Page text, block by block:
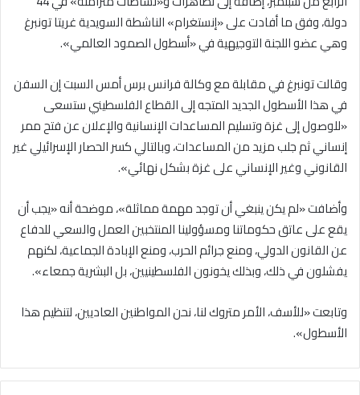
دولة، وفق ما أفادت على «إنستغرام» الناشطة السويدية غريتا تونبرغ
وهي عضو اللجنة التوجيهية في «أسطول الصمود العالمي».
وقالت تونبرغ في مقابلة مع وكالة فرانس برس أمس السبت إن السفن
في هذا الأسطول الجديد المتجه إلى القطاع الفلسطيني ستسعى
«للوصول إلى غزة وتسليم المساعدات الإنسانية والإعلان عن فتح ممر
إنساني ثم جلب مزيد من المساعدات، وبالتالي كسر الحصار الإسرائيلي غير
القانوني وغير الإنساني على غزة بشكل نهائي».
وأضافت «لم يكن ينبغي أن توجد مهمة مماثلة»، موضحة أنه «يجب أن
يقع على عاتق حكوماتنا ومسؤولينا المنتخبين العمل والسعي للدفاع
عن القانون الدولي، ومنع جرائم الحرب، ومنع الإبادة الجماعية، لكنهم
يفشلون في ذلك، وبذلك يخونون الفلسطينيين، بل البشرية جمعاء».
وتابعت «للأسف، الأمر متروك لنا، نحن المواطنين العاديين، لتنظيم هذا
الأسطول».